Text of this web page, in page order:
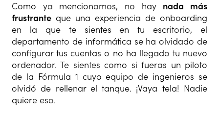
Como ya mencionamos, no hay nada más
frustrante que una experiencia de onboarding
en la que te sientes en tu escritorio, el
departamento de informática se ha olvidado de
configurar tus cuentas o no ha llegado tu nuevo
ordenador. Te sientes como si fueras un piloto
de la Fórmula 1 cuyo equipo de ingenieros se
olvidó de rellenar el tanque. ¡Vaya tela! Nadie
quiere eso.